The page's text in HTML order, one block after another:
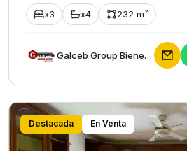
x3 x4 232 m²
Galceb Group Bienes Raices
Destacada En Venta